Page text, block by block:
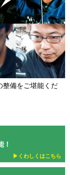
整備をご堪能くだ
！
▶︎くわしくはこちら